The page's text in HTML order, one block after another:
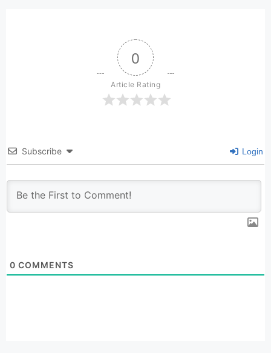
0
Article Rating
Subscribe Login
0 COMMENTS